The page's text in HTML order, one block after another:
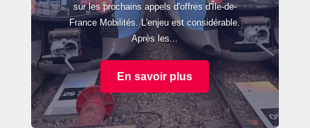
sur les prochains appels d'offres d'Île-de-
France Mobilités. L'enjeu est considérable.
Après les...
En savoir plus